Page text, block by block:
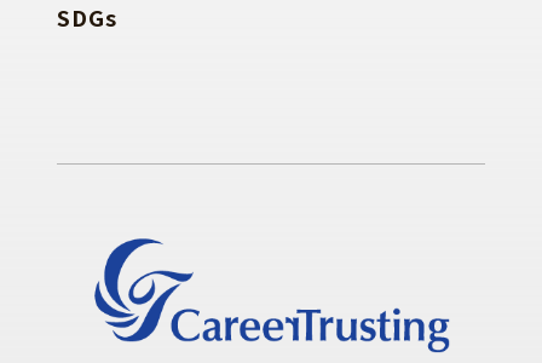
SDGs